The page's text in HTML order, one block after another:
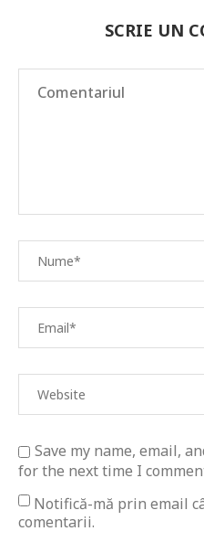
SCRIE UN
Save my name, email,
for the next time I
Notifică-mă prin email
comentarii.